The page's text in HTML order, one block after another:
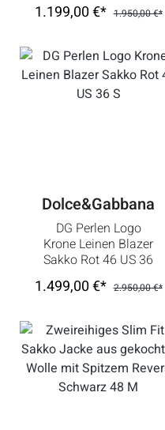
1.199,00 €* 1.950,00 €*
Dolce&Gabbana
DG Perlen Logo
Krone Leinen Blazer
Sakko Rot 46 US 36
S
1.499,00 €* 2.950,00 €*